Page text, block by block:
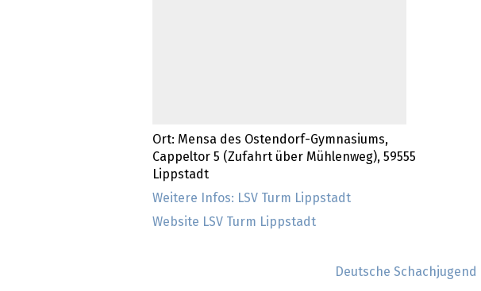
Ort: Mensa des Ostendorf-Gymnasiums,
Cappeltor 5 (Zufahrt über Mühlenweg), 59555
Lippstadt
Weitere Infos: LSV Turm Lippstadt
Website LSV Turm Lippstadt
Deutsche Schachjugend